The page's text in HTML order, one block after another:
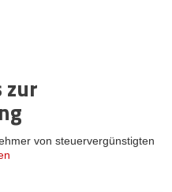
von steuervergünstigten